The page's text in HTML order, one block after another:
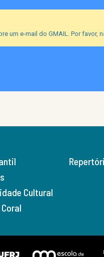
um e-mail do GMAIL. Por favor,
Cultural